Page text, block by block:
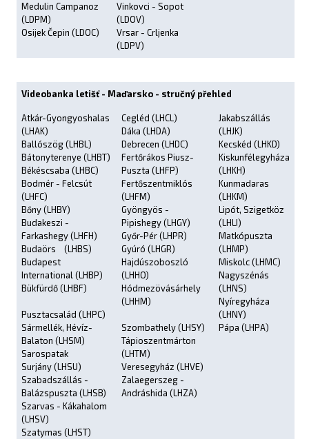
Medulin Campanoz
(LDPM)
Osijek Čepin (LDOC)
Vinkovci - Sopot
(LDOV)
Vrsar - Crljenka
(LDPV)
Videobanka letišť - Maďarsko - stručný přehled
Atkár-Gyongyoshalas
(LHAK)
Ballószög (LHBL)
Bátonyterenye (LHBT)
Békéscsaba (LHBC)
Bodmér - Felcsút
(LHFC)
Bőny (LHBY)
Budakeszi -
Farkashegy (LHFH)
Budaörs (LHBS)
Budapest
International (LHBP)
Bükfürdő (LHBF)
Pusztacsalád (LHPC)
Sármellék, Hévíz-
Balaton (LHSM)
Sarospatak
Surjány (LHSU)
Szabadszállás -
Balázspuszta (LHSB)
Szarvas - Kákahalom
(LHSV)
Szatymas (LHST)
Cegléd (LHCL)
Dáka (LHDA)
Debrecen (LHDC)
Fertőrákos Piusz-
Puszta (LHFP)
Fertőszentmiklós
(LHFM)
Gyöngyös -
Pipishegy (LHGY)
Győr-Pér (LHPR)
Gyúró (LHGR)
Hajdúszoboszló
(LHHO)
Hódmezövásárhely
(LHHM)
Szombathely (LHSY)
Tápioszentmárton
(LHTM)
Veresegyház (LHVE)
Zalaegerszeg -
Andráshida (LHZA)
Jakabszállás
(LHJK)
Kecskéd (LHKD)
Kiskunfélegyháza
(LHKH)
Kunmadaras
(LHKM)
Lipót, Szigetköz
(LHLI)
Matkópuszta
(LHMP)
Miskolc (LHMC)
Nagyszénás
(LHNS)
Nyíregyháza
(LHNY)
Pápa (LHPA)